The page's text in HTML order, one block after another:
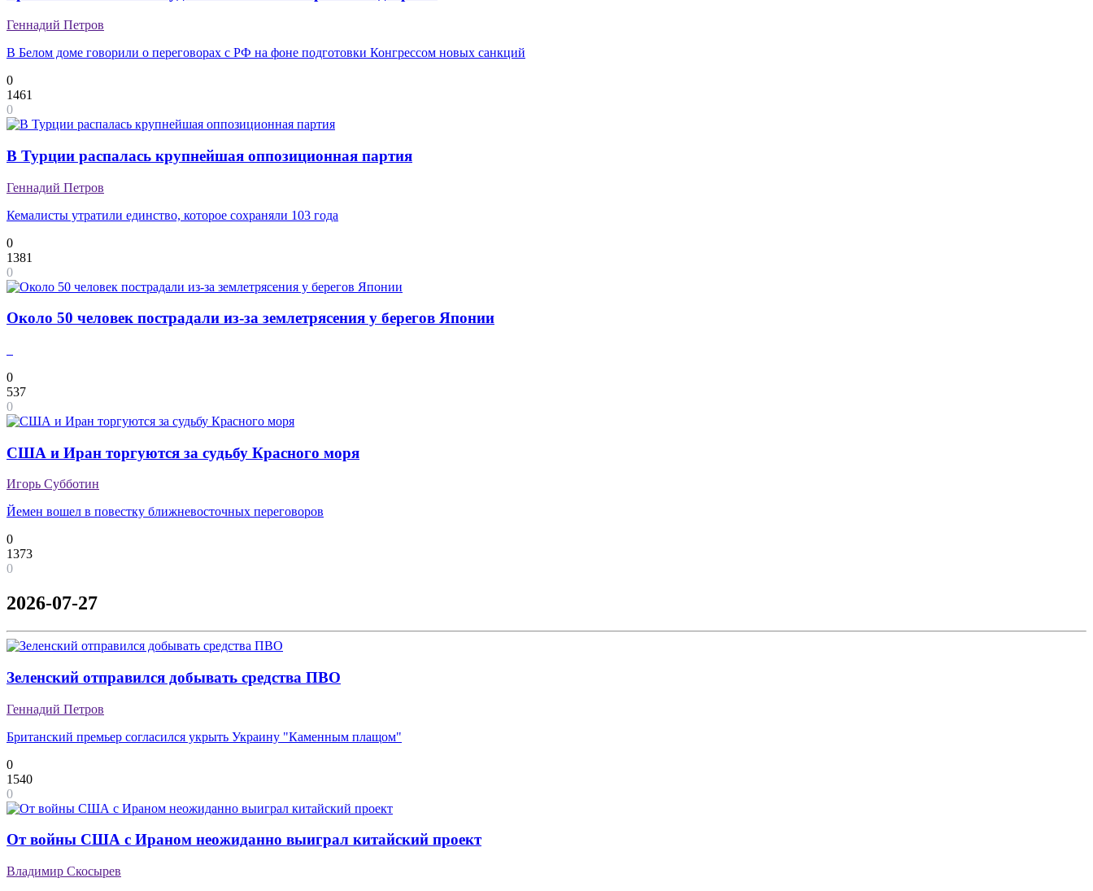
Геннадий Петров
В Белом доме говорили о переговорах с РФ на фоне подготовки Конгрессом новых санкций
0
1461
0
В Турции распалась крупнейшая оппозиционная партия
Геннадий Петров
Кемалисты утратили единство, которое сохраняли 103 года
0
1381
0
Около 50 человек пострадали из-за землетрясения у берегов Японии
0
537
0
США и Иран торгуются за судьбу Красного моря
Игорь Субботин
Йемен вошел в повестку ближневосточных переговоров
0
1373
0
2026-07-27
Зеленский отправился добывать средства ПВО
Геннадий Петров
Британский премьер согласился укрыть Украину "Каменным плащом"
0
1540
0
От войны США с Ираном неожиданно выиграл китайский проект
Владимир Скосырев